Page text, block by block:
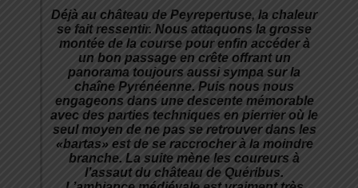
Déjà au château de Peyrepertuse, la chaleur
se fait ressentir. Nous attaquons la grosse
montée de la course pour enfin accéder à
un bon passage en crête offrant un
panorama toujours aussi sympa sur la
chaîne Pyrénéenne. Puis nous nous
engageons dans une descente mémorable
avec des parties techniques en pierrier où le
seul moyen de ne pas se retrouver dans les
«bartas» est de se raccrocher à la moindre
branche. La suite mène les coureurs à
l’assaut du château de Quéribus.